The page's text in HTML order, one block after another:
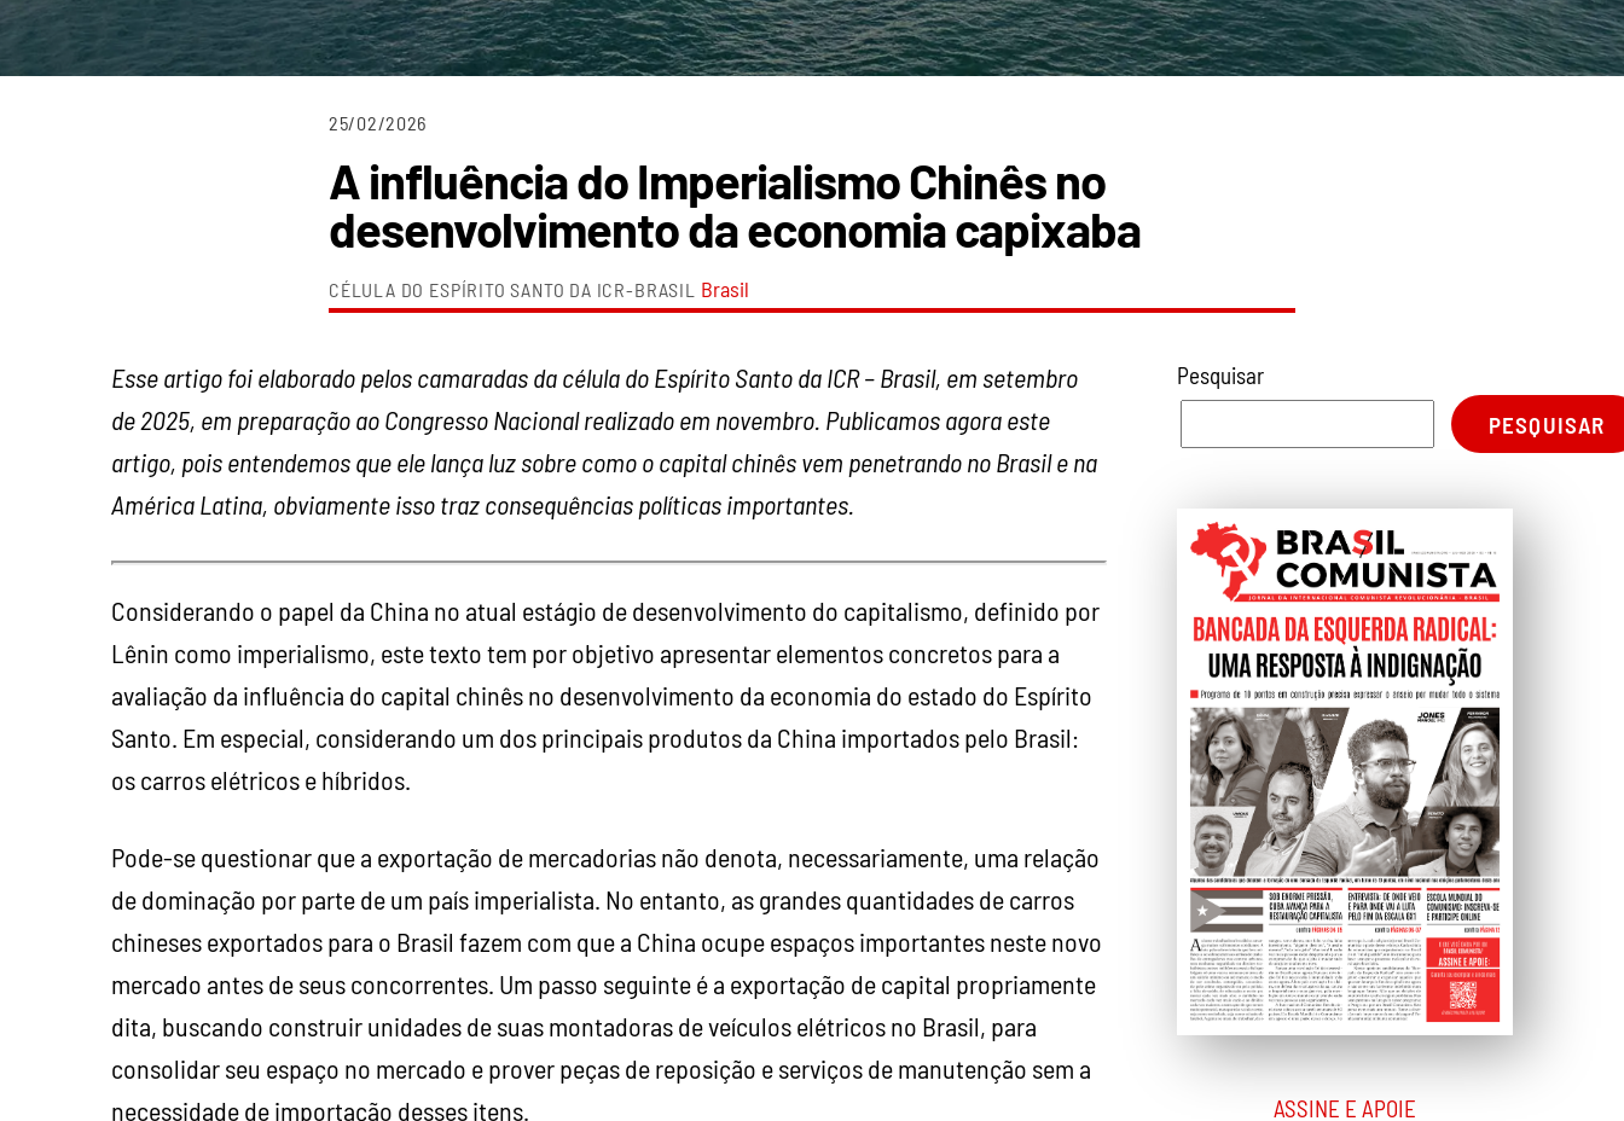
25/02/2026
A influência do Imperialismo Chinês no
desenvolvimento da economia capixaba
CÉLULA DO ESPÍRITO SANTO DA ICR-BRASIL Brasil
Esse artigo foi elaborado pelos camaradas da célula do Espírito Santo da ICR – Brasil, em setembro
de 2025, em preparação ao Congresso Nacional realizado em novembro. Publicamos agora este
artigo, pois entendemos que ele lança luz sobre como o capital chinês vem penetrando no Brasil e na
América Latina, obviamente isso traz consequências políticas importantes.
Considerando o papel da China no atual estágio de desenvolvimento do capitalismo, definido por
Lênin como imperialismo, este texto tem por objetivo apresentar elementos concretos para a
avaliação da influência do capital chinês no desenvolvimento da economia do estado do Espírito
Santo. Em especial, considerando um dos principais produtos da China importados pelo Brasil:
os carros elétricos e híbridos.
Pode-se questionar que a exportação de mercadorias não denota, necessariamente, uma relação
de dominação por parte de um país imperialista. No entanto, as grandes quantidades de carros
chineses exportados para o Brasil fazem com que a China ocupe espaços importantes neste novo
mercado antes de seus concorrentes. Um passo seguinte é a exportação de capital propriamente
dita, buscando construir unidades de suas montadoras de veículos elétricos no Brasil, para
consolidar seu espaço no mercado e prover peças de reposição e serviços de manutenção sem a
necessidade de importação desses itens.
Pesquisar
PESQUISAR
ASSINE E APOIE